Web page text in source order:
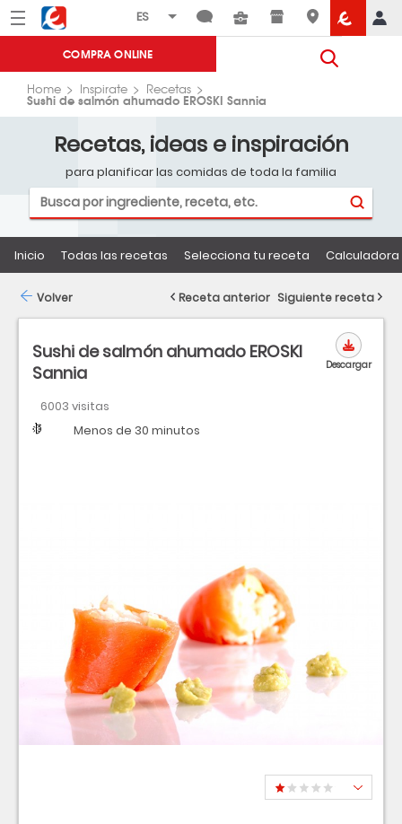
Menú Eroski
COMPRA ONLINE
Home Inspirate Recetas
Sushi de salmón ahumado EROSKI Sannia
Recetas, ideas e inspiración
para planificar las comidas de toda la familia
Inicio Todas las recetas Selecciona tu receta
Sushi de salmón ahumado EROSKI
Sannia
6003 visitas
Dificultad
Tiempo Menos de 30 minutos
Descargar
Volver Receta anterior Siguiente receta